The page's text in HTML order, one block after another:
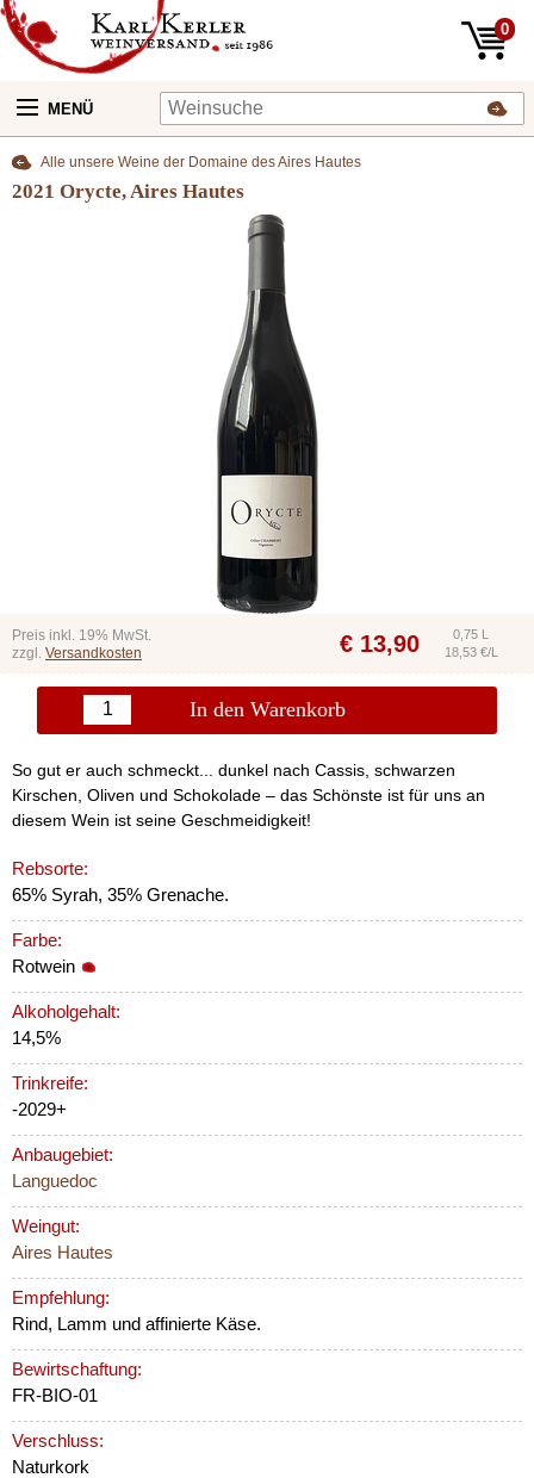
0
MENÜ
Alle unsere Weine der Domaine des Aires Hautes
2021 Orycte, Aires Hautes
Preis inkl. 19% MwSt.
zzgl. Versandkosten € 13,90
0,75 L
18,53 €/L
In den Warenkorb
So gut er auch schmeckt... dunkel nach Cassis, schwarzen
Kirschen, Oliven und Schokolade – das Schönste ist für uns an
diesem Wein ist seine Geschmeidigkeit!
Rebsorte:
65% Syrah, 35% Grenache.
Farbe:
Rotwein
Alkoholgehalt:
14,5%
Trinkreife:
-2029+
Anbaugebiet:
Languedoc
Weingut:
Aires Hautes
Empfehlung:
Rind, Lamm und affinierte Käse.
Bewirtschaftung:
FR-BIO-01
Verschluss:
Naturkork